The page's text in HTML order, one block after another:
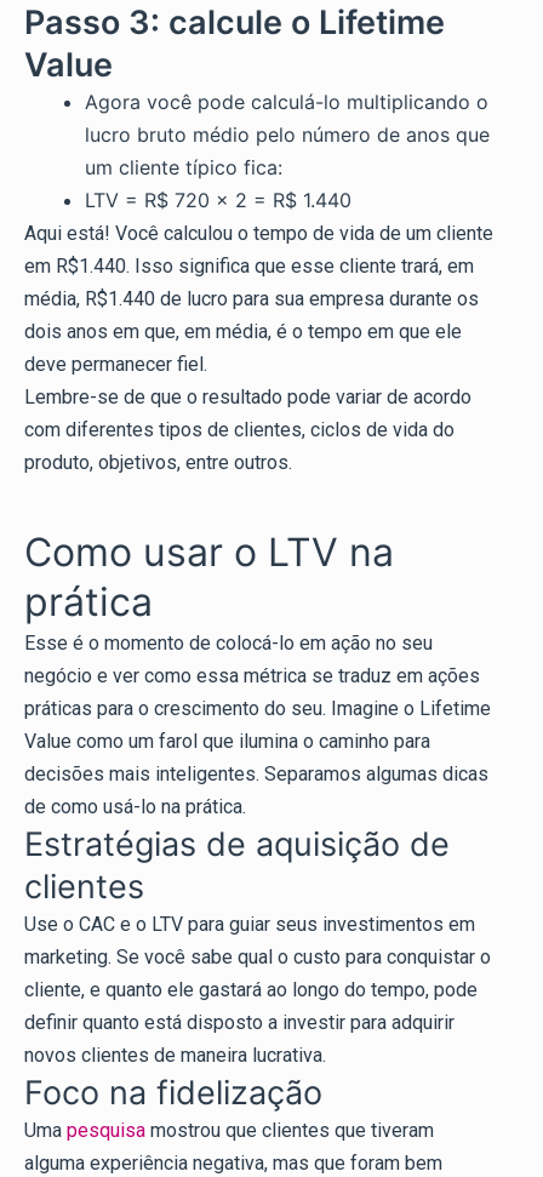
Passo 3: calcule o Lifetime
Value
Agora você pode calculá-lo multiplicando o
lucro bruto médio pelo número de anos que
um cliente típico fica:
LTV = R$ 720 x 2 = R$ 1.440
Aqui está! Você calculou o tempo de vida de um cliente
em R$1.440. Isso significa que esse cliente trará, em
média, R$1.440 de lucro para sua empresa durante os
dois anos em que, em média, é o tempo em que ele
deve permanecer fiel.
Lembre-se de que o resultado pode variar de acordo
com diferentes tipos de clientes, ciclos de vida do
produto, objetivos, entre outros.
Como usar o LTV na
prática
Esse é o momento de colocá-lo em ação no seu
negócio e ver como essa métrica se traduz em ações
práticas para o crescimento do seu. Imagine o Lifetime
Value como um farol que ilumina o caminho para
decisões mais inteligentes. Separamos algumas dicas
de como usá-lo na prática.
Estratégias de aquisição de
clientes
Use o CAC e o LTV para guiar seus investimentos em
marketing. Se você sabe qual o custo para conquistar o
cliente, e quanto ele gastará ao longo do tempo, pode
definir quanto está disposto a investir para adquirir
novos clientes de maneira lucrativa.
Foco na fidelização
Uma pesquisa mostrou que clientes que tiveram
alguma experiência negativa, mas que foram bem